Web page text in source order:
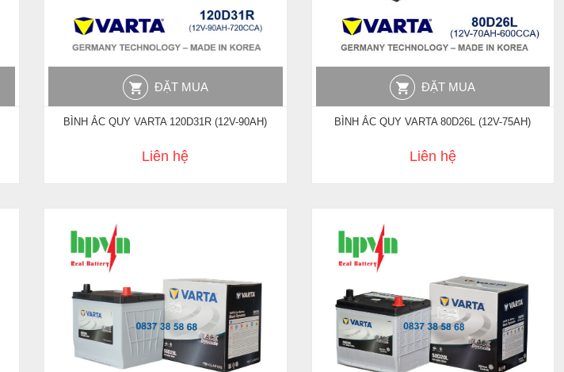
ĐẶT MUA
BÌNH ẮC QUY VARTA 120D31R (12V-90AH)
Liên hệ
ĐẶT MUA
BÌNH ẮC QUY VARTA 80D26L (12V-75AH)
Liên hệ